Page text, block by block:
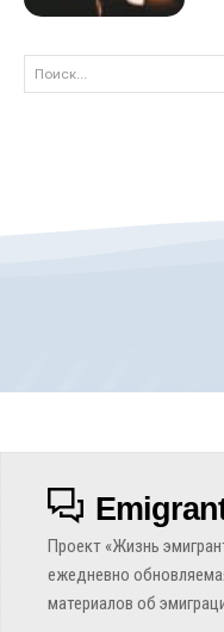
Поиск...
Проект «Жизнь
ежедневно
материалов об